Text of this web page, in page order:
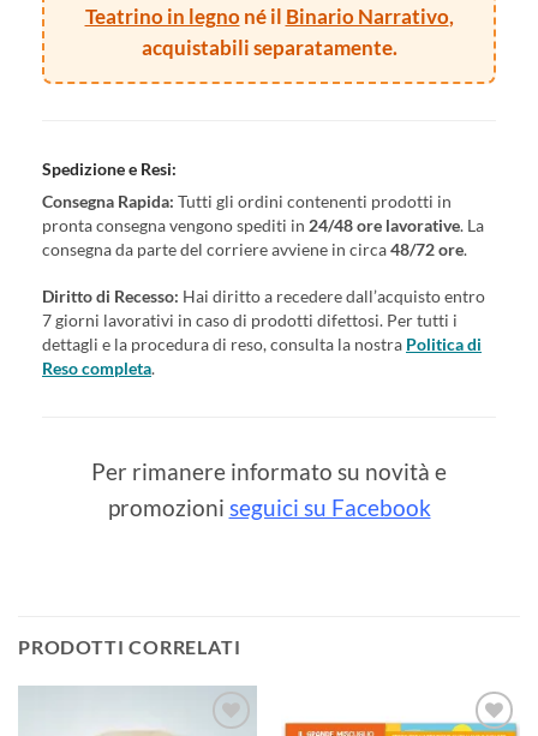
Teatrino in legnoné il Binario Narrativo,
acquistabili separatamente.
Spedizione e Resi:
Consegna Rapida: Tutti gli ordini contenenti prodotti in
pronta consegna vengono spediti in 24/48 ore lavorative. La
consegna da parte del corriere avviene in circa48/72 ore.
Diritto di Recesso: Hai diritto a recedere dall’acquisto entro
7 giorni lavorativi in caso di prodotti difettosi. Per tutti i
dettagli e la procedura di reso, consulta la nostra Politica di
Reso completa.
Per rimanere informato su novità e
promozioni seguici su Facebook
PRODOTTI CORRELATI